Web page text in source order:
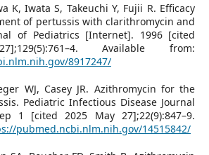
K, Iwata S, Takeuchi Y, Fujii R. Efficacy
of pertussis with clarithromycin and
of Pediatrics [Internet]. 1996 [cited
Available from:
8917247/
WJ, Casey JR. Azithromycin for the
Pediatric Infectious Disease Journal
1 [cited 2025 May 27];22(9):847–9.
pubmed.ncbi.nlm.nih.gov/14515842/